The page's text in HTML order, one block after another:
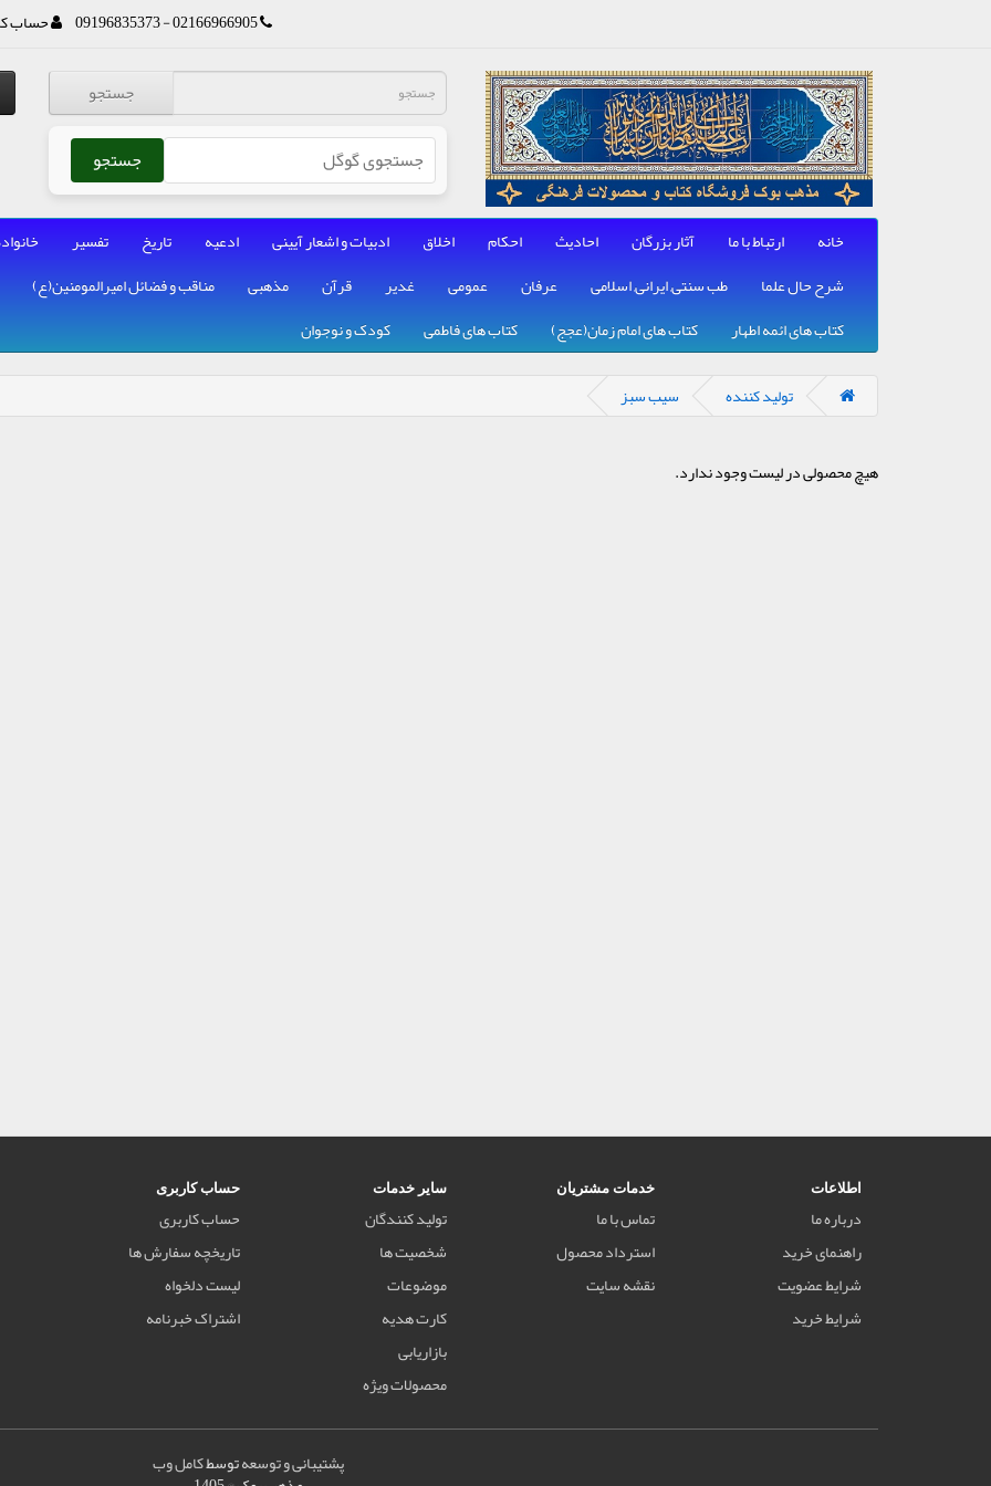
02166966905 - 09196835373 حساب
جستجو
جستجو
خانه ارتباط با ما آثار بزرگان احادیث احکام اخلاق ادبیات و اشعار آیینی ادعیه تاریخ تفسیر
شرح حال علما
طب سنتی, ایرانی, اسلامی عرفان عمومی غدیر قرآن مذهبی مناقب و فضائل امیرالمومنین(ع)
کتاب های ائمه اطهار
کتاب های امام زمان(عجج) کتاب های فاطمی کودک و نوجوان
تولید کننده سیب سبز
هیچ محصولی در لیست وجود ندارد.
اطلاعات
درباره ما
راهنمای خرید
شرایط عضویت
شرایط خرید
خدمات مشتریان
تماس با ما
استرداد محصول
نقشه سایت
سایر خدمات
تولید کنندگان
شخصیت ها
موضوعات
کارت هدیه
بازاریابی
محصولات ویژه
حساب کاربری
حساب کاربری
تاریخچه سفارش ها
لیست دلخواه
اشتراک خبرنامه
پشتیبانی و توسعهتوسطکامل وب